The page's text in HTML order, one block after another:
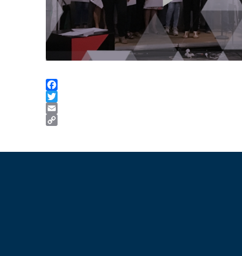
Facebook
Twitter
Email